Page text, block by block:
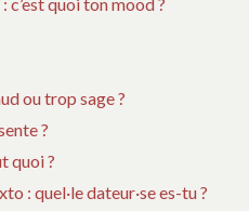
ou trop sage ?
?
quoi ?
: quel·le dateur·se es-tu ?